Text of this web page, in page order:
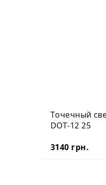
Точечный
DOT-12 25
3140 грн.